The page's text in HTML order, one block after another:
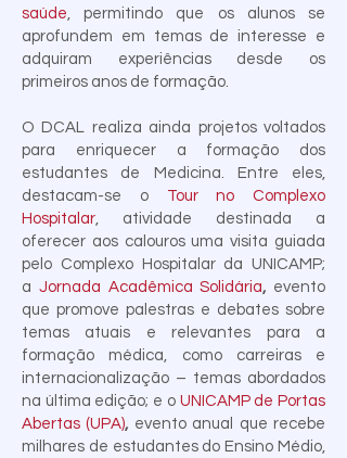
saúde, permitindo que os alunos se
aprofundem em temas de interesse e
adquiram experiências desde os
primeiros anos de formação.
O DCAL realiza ainda projetos voltados
para enriquecer a formação dos
estudantes de Medicina. Entre eles,
destacam-se o Tour no Complexo
Hospitalar, atividade destinada a
oferecer aos calouros uma visita guiada
pelo Complexo Hospitalar da UNICAMP;
a Jornada Acadêmica Solidária, evento
que promove palestras e debates sobre
temas atuais e relevantes para a
formação médica, como carreiras e
internacionalização – temas abordados
na última edição; e o UNICAMP de Portas
Abertas (UPA), evento anual que recebe
milhares de estudantes do Ensino Médio,